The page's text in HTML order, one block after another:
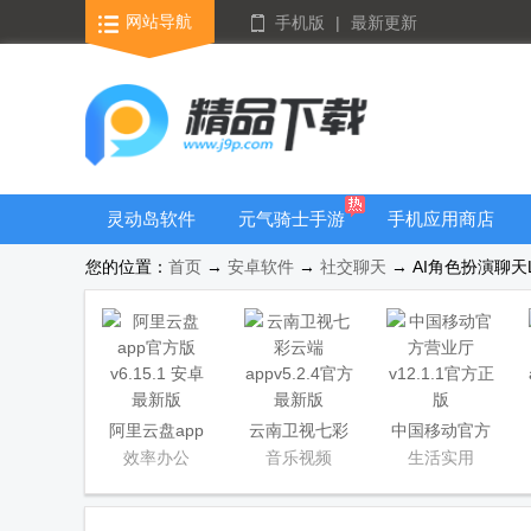
网站导航 手机版 | 最新更新
灵动岛软件
元气骑士手游
手机应用商店
您的位置： 首页 → 安卓软件 → 社交聊天 → AI角色扮演聊
阿里云盘app
官方版
效率办公
云南卫视七彩
云端app
音乐视频
中国移动官方
营业厅
生活实用